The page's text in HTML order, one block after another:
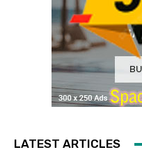
LATEST ARTICLES